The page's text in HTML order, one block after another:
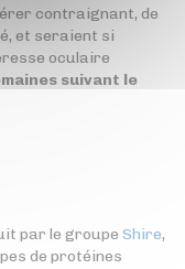
contraignant, de
et seraient si
oculaire
suivant le
par le groupe Shire,
de protéines